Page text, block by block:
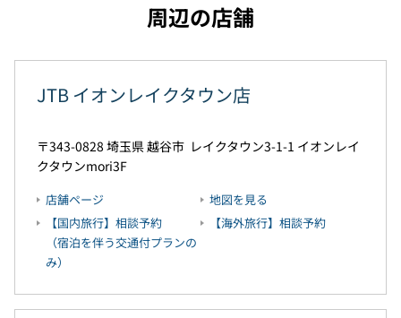
周辺の店舗
JTB イオンレイクタウン店
343-0828 埼玉県越谷市 レイクタウン3-1-1 イオンレイ
クタウンmori3F
店舗ページ
【国内旅行】相談予約
（宿泊を伴う交通付プランの
み）
地図を見る
【海外旅行】相談予約